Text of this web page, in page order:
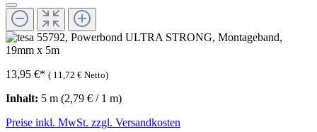
13,95 €* ( 11,72 € Netto)
Inhalt: 5 m (2,79 € / 1 m)
Preise inkl. MwSt. zzgl. Versandkosten